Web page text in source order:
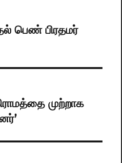
பெண் பிரதமர்
முற்றாக